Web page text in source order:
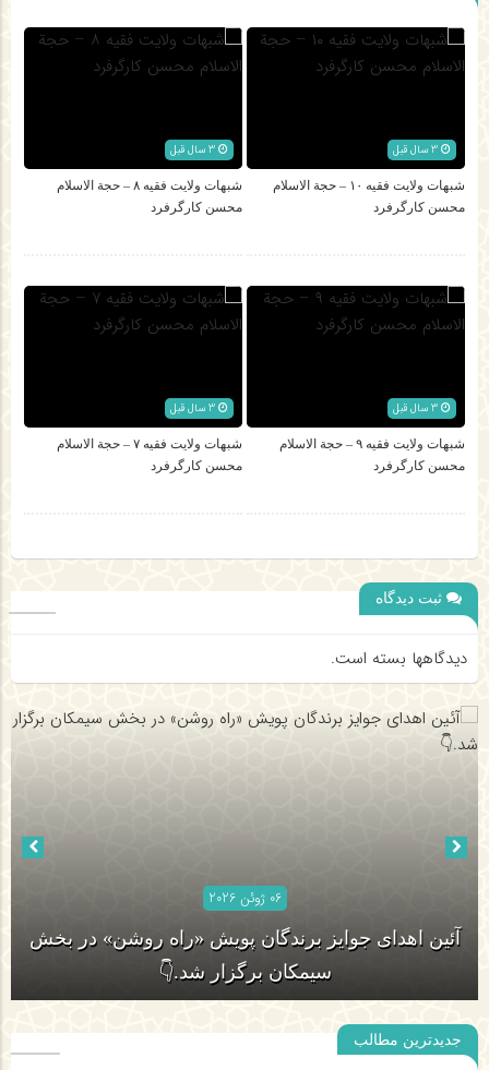
3 سال قبل
شبهات ولایت فقیه ۱۰ – حجة الاسلام
محسن کارگرفرد
شبهات ولایت فقیه ۸ – حجة الاسلام
محسن کارگرفرد
3 سال قبل
شبهات ولایت فقیه ۹ – حجة الاسلام
محسن کارگرفرد
شبهات ولایت فقیه ۷ – حجة الاسلام
محسن کارگرفرد
ثبت دیدگاه
دیدگاهها بسته است.
06 ژوئن 2026
آئین اهدای جوایز برندگان پویش «راه روشن» در بخش
سیمکان برگزار شد.👇
جدیدترین مطالب